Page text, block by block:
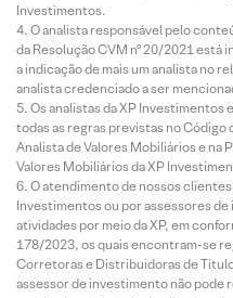
Investimentos.
O analista responsável pelo
da Resolução CVM nº 20/2021 está
a indicação de mais um analista no
analista credenciado a ser
Os analistas da XP
todas as regras previstas no Código
Analista de Valores Mobiliários e na
Valores Mobiliários da XP
O atendimento de nossos
Investimentos ou por assessores
atividades por meio da XP, em
178/2023, os quais encontram-se
Corretoras e Distribuidoras de
assessor de investimento não pode